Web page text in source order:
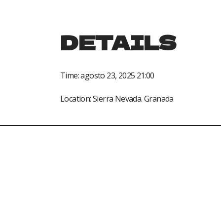
DETAILS
Time:agosto 23, 2025 21:00
Location:Sierra Nevada. Granada